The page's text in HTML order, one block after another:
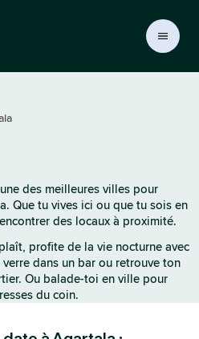
des meilleures villes pour
Que tu vives ici ou que tu sois en
des locaux à proximité.
profite de la vie nocturne avec
dans un bar ou retrouve ton
Ou balade-toi en ville pour
du coin.